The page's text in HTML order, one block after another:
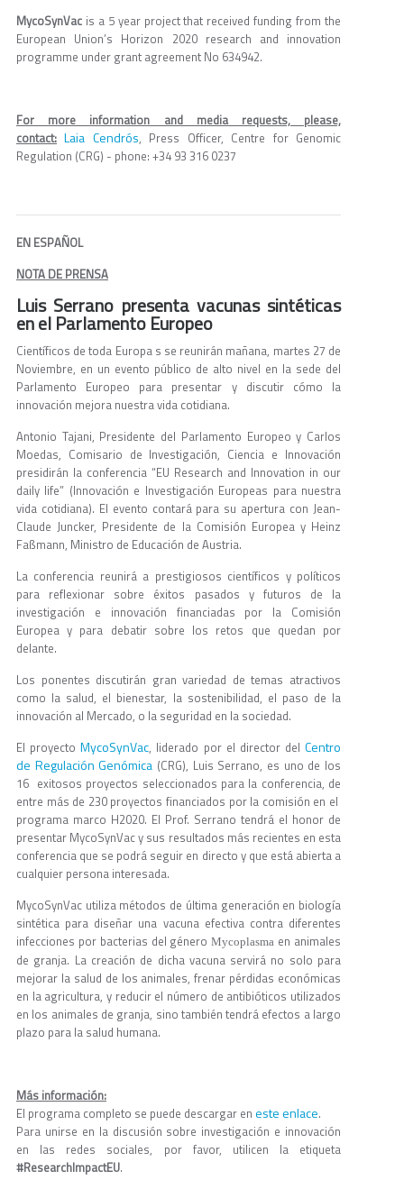
MycoSynVac is a 5 year project that received funding from the
European Union’s Horizon 2020 research and innovation
programme under grant agreement No 634942.
For more information and media requests, please,
contact: Laia Cendrós, Press Officer, Centre for Genomic
Regulation (CRG) - phone: +34 93 316 0237
EN ESPAÑOL
NOTA DE PRENSA
Luis Serrano presenta vacunas sintéticas
en el Parlamento Europeo
Científicos de toda Europa s se reunirán mañana, martes 27 de
Noviembre, en un evento público de alto nivel en la sede del
Parlamento Europeo para presentar y discutir cómo la
innovación mejora nuestra vida cotidiana.
Antonio Tajani, Presidente del Parlamento Europeo y Carlos
Moedas, Comisario de Investigación, Ciencia e Innovación
presidirán la conferencia “EU Research and Innovation in our
daily life” (Innovación e Investigación Europeas para nuestra
vida cotidiana). El evento contará para su apertura con Jean-
Claude Juncker, Presidente de la Comisión Europea y Heinz
Faßmann, Ministro de Educación de Austria.
La conferencia reunirá a prestigiosos científicos y políticos
para reflexionar sobre éxitos pasados y futuros de la
investigación e innovación financiadas por la Comisión
Europea y para debatir sobre los retos que quedan por
delante.
Los ponentes discutirán gran variedad de temas atractivos
como la salud, el bienestar, la sostenibilidad, el paso de la
innovación al Mercado, o la seguridad en la sociedad.
El proyectoMycoSynVac, liderado por el director del Centro
de Regulación Genómica (CRG), Luis Serrano, es uno de los
16 exitosos proyectos seleccionados para la conferencia, de
entre más de 230 proyectos financiados por la comisión en el
programa marco H2020. El Prof. Serrano tendrá el honor de
presentar MycoSynVac y sus resultados más recientes en esta
conferencia que se podrá seguir en directo y que está abierta a
cualquier persona interesada.
MycoSynVac utiliza métodos de última generación en biología
sintética para diseñar una vacuna efectiva contra diferentes
infecciones por bacterias del géneroMycoplasma en animales
de granja. La creación de dicha vacuna servirá no solo para
mejorar la salud de los animales, frenar pérdidas económicas
en la agricultura, y reducir el número de antibióticos utilizados
en los animales de granja, sino también tendrá efectos a largo
plazo para la salud humana.
Más información:
El programa completo se puede descargar en este enlace.
Para unirse en la discusión sobre investigación e innovación
en las redes sociales, por favor, utilicen la etiqueta
#ResearchImpactEU.